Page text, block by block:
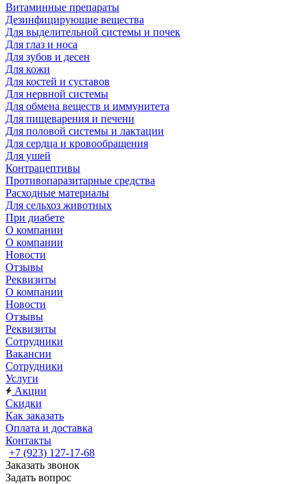
Витаминные препараты
Дезинфицирующие вещества
Для выделительной системы и почек
Для глаз и носа
Для зубов и десен
Для кожи
Для костей и суставов
Для нервной системы
Для обмена веществ и иммунитета
Для пищеварения и печени
Для половой системы и лактации
Для сердца и кровообращения
Для ушей
Контрацептивы
Противопаразитарные средства
Расходные материалы
Для сельхоз животных
При диабете
О компании
О компании
Новости
Отзывы
Реквизиты
О компании
Новости
Отзывы
Реквизиты
Сотрудники
Вакансии
Сотрудники
Услуги
Акции
Скидки
Как заказать
Оплата и доставка
Контакты
+7 (923) 127-17-68
Заказать звонок
Задать вопрос